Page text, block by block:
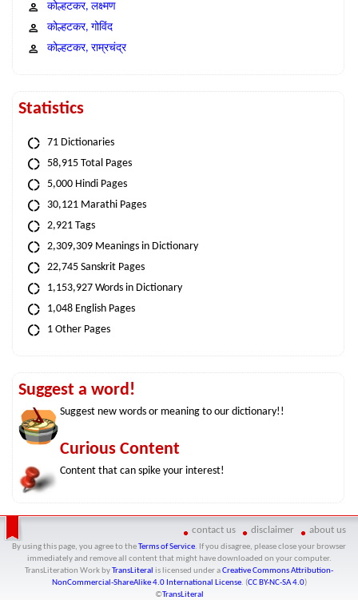
कोल्हटकर, लक्ष्मण
कोल्हटकर, गोविंद
कोल्हटकर, राम्रचंद्र
Statistics
71 Dictionaries
58,915 Total Pages
5,000 Hindi Pages
30,121 Marathi Pages
2,921 Tags
2,309,309 Meanings in Dictionary
22,745 Sanskrit Pages
1,153,927 Words in Dictionary
1,048 English Pages
1 Other Pages
Suggest a word!
Suggest new words or meaning to our dictionary!!
Curious Content
Content that can spike your interest!
contact us disclaimer about us
By using this page, you agree to the Terms of Service. If you disagree, please close your browser
immediately and remove all content that might have downloaded on your computer.
TransLiteration Workby TransLiteral is licensed under aCreative Commons Attribution-
NonCommercial-ShareAlike 4.0 International License. (CC BY-NC-SA 4.0)
©TransLiteral